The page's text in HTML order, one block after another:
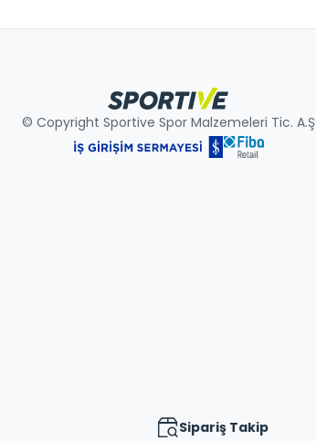
© Copyright Sportive Spor Malzemeleri Tic. A.Ş
Sipariş Takip